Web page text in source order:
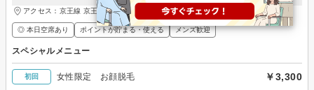
アクセス：京王線 京王八王子駅 徒歩1分、JR中央線 八王子駅 徒歩6分
◎ 本日空席あり ポイントが貯まる・使える メンズ歓迎
スペシャルメニュー
初回 女性限定 お顔脱毛 ￥3,300